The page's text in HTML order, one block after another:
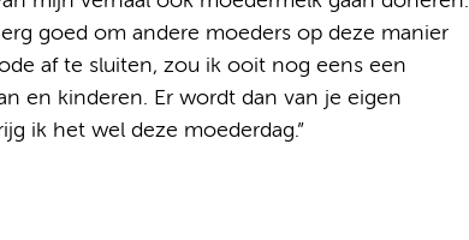
goed om andere moeders op deze manier
af te sluiten, zou ik ooit nog eens een
en kinderen. Er wordt dan van je eigen
ik het wel deze moederdag.”